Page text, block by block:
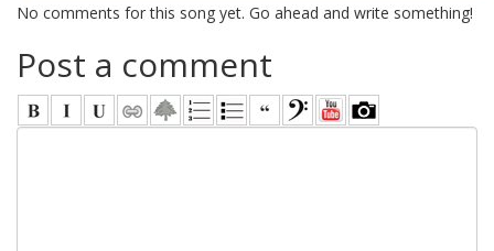
No comments for this song yet. Go ahead and write something!
Post a comment